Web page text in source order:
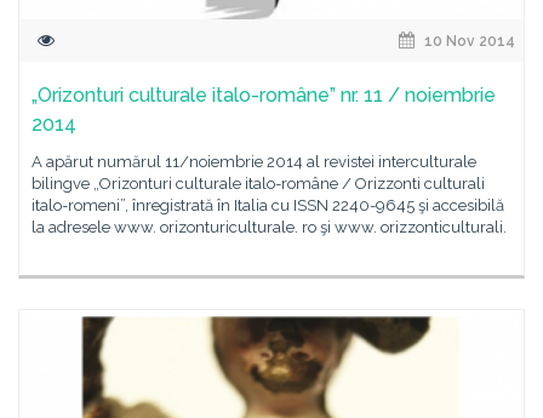
10 Nov 2014
„Orizonturi culturale italo-române” nr. 11 / noiembrie
2014
A apărut numărul 11/noiembrie 2014 al revistei interculturale
bilingve „Orizonturi culturale italo-române / Orizzonti culturali
italo-romeni”, înregistrată în Italia cu ISSN 2240-9645 şi accesibilă
la adresele www. orizonturiculturale. ro şi www. orizzonticulturali.